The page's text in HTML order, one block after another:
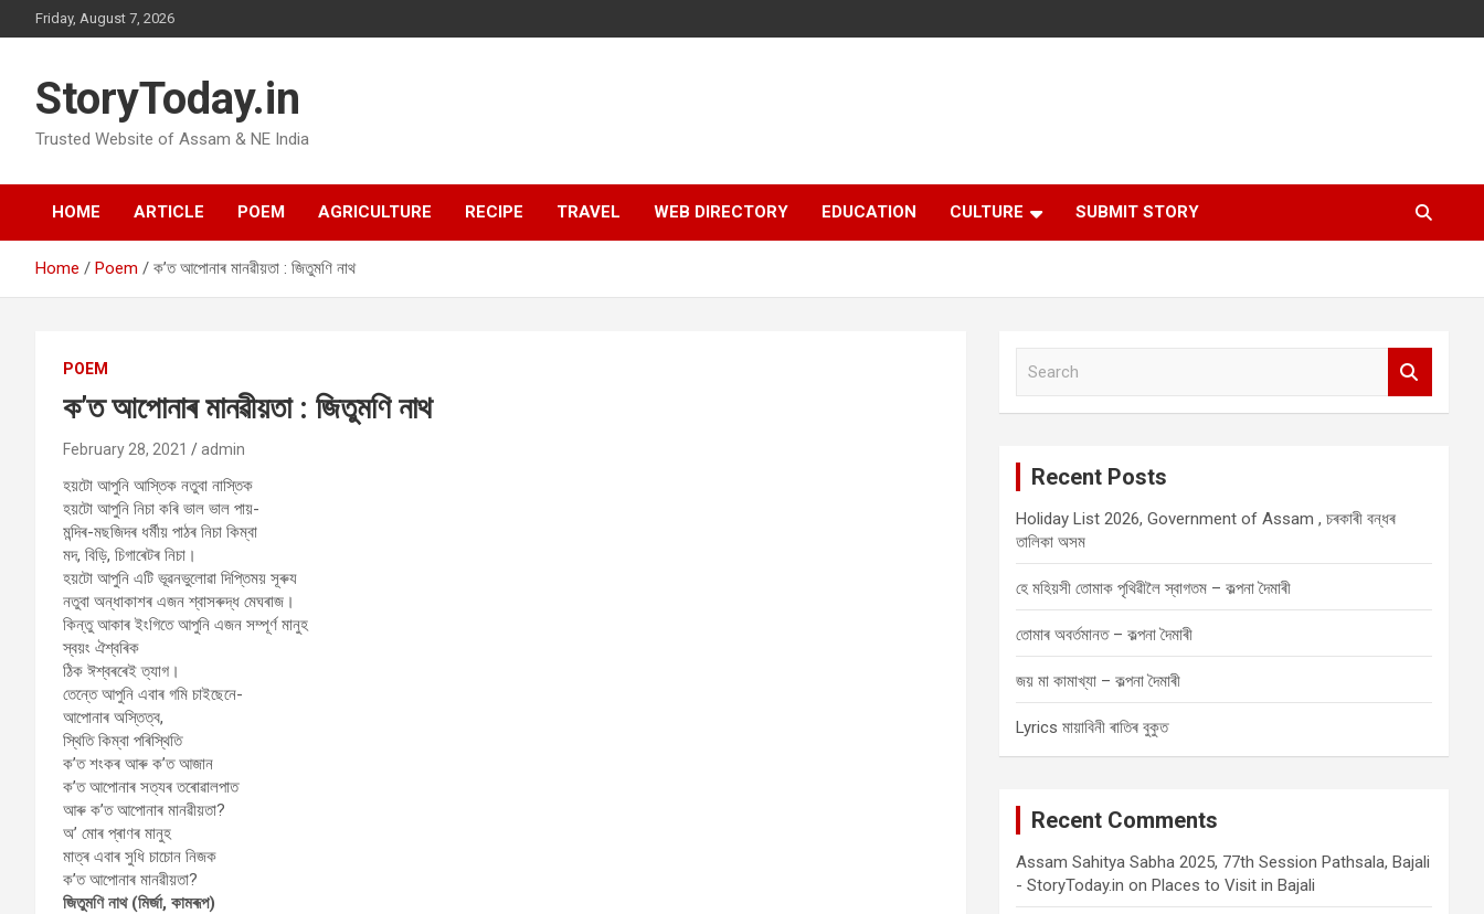
to
Friday, August 7, 2026
StoryToday.in
Trusted Website of Assam & NE India
HOME ARTICLE POEM AGRICULTURE RECIPE TRAVEL WEB DIRECTORY EDUCATION CULTURE SUBMIT STORY
Home Poem ক’ত আপোনাৰ মানৱীয়তা : জিতুমণি নাথ
POEM
ক’ত আপোনাৰ মানৱীয়তা : জিতুমণি নাথ
February 28, 2021 admin
হয়টো আপুনি আস্তিক নতুবা নাস্তিক
হয়টো আপুনি নিচা কৰি ভাল ভাল পায়-
মন্দিৰ-মছজিদৰ ধৰ্মীয় পাঠৰ নিচা কিম্বা
মদ, বিড়ি, চিগাৰেটৰ নিচা।
হয়টো আপুনি এটি ভূৱনভুলোৱা দিপ্তিময় সূৰুয
নতুবা অন্ধাকাশৰ এজন শ্বাসৰুদ্ধ মেঘৰাজ।
কিন্তু আকাৰ ইংগিতে আপুনি এজন সম্পূৰ্ণ মানুহ
স্বয়ং ঐশ্বৰিক
ঠিক ঈশ্বৰৰেই ত্যাগ।
তেন্তে আপুনি এবাৰ গমি চাইছেনে-
আপোনাৰ অস্তিত্ব,
স্থিতি কিম্বা পৰিস্থিতি
ক’ত শংকৰ আৰু ক’ত আজান
ক’ত আপোনাৰ সত্যৰ তৰোৱালপাত
আৰু ক’ত আপোনাৰ মানৱীয়তা?
অ’ মোৰ প্ৰাণৰ মানুহ
মাত্ৰ এবাৰ সুধি চাচোন নিজক
ক’ত আপোনাৰ মানৱীয়তা?
জিতুমণি নাথ (মিৰ্জা, কামৰূপ)
Recent Posts
Holiday List 2026, Government of Assam , চৰকাৰী বন্ধৰ
তালিকা অসম
হে মহিয়সী তোমাক পৃথিৱীলৈ স্বাগতম – কল্পনা দৈমাৰী
তোমাৰ অবৰ্তমানত – কল্পনা দৈমাৰী
জয় মা কামাখ্যা – কল্পনা দৈমাৰী
Lyrics মায়াবিনী ৰাতিৰ বুকুত
Recent Comments
Assam Sahitya Sabha 2025, 77th Session Pathsala, Bajali
- StoryToday.in onPlaces to Visit in Bajali